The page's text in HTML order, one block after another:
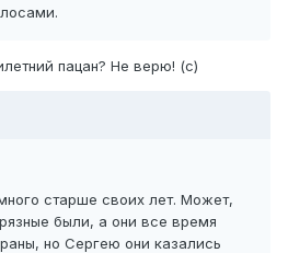
пацан? Не верю! (с)
старше своих лет. Может,
были, а они все время
но Сергею они казались